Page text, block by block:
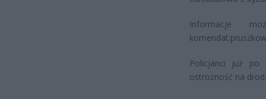
Informacje
Policjanci już po
ostrożność na